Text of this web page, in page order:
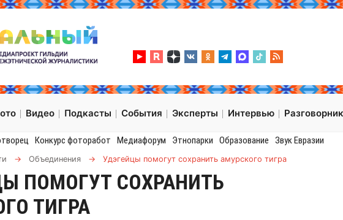
Видео Подкасты События Эксперты Интервью Разговорник
Конкурс фоторабот Медиафорум Этнопарки Образование Звук Евразии
→ Объединения → Удэгейцы помогут сохранить амурского тигра
ПОМОГУТ СОХРАНИТЬ
ТИГРА